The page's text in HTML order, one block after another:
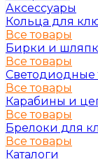
Аксессуары
Кольца для
Все товары
Бирки и
Все товары
Светодиодные
Все товары
Карабины и
Все товары
Брелоки для
Все товары
Каталоги